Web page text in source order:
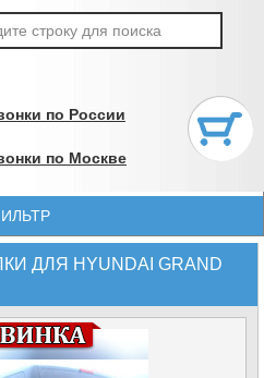
по России
по Москве
ДЛЯ HYUNDAI GRAND